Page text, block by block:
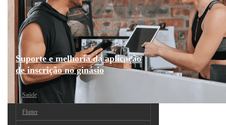
Suporte e melhoria da aplicação
de inscrição no ginásio
Saúde
Flutter